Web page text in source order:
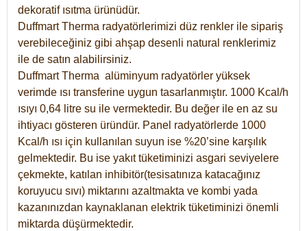
dekoratif ısıtma ürünüdür.
Duffmart Therma radyatörlerimizi düz renkler ile sipariş
verebileceğiniz gibi ahşap desenli natural renklerimiz
ile de satın alabilirsiniz.
Duffmart Therma alüminyum radyatörler yüksek
verimde ısı transferine uygun tasarlanmıştır. 1000 Kcal/h
ısıyı 0,64 litre su ile vermektedir. Bu değer ile en az su
ihtiyacı gösteren üründür. Panel radyatörlerde 1000
Kcal/h ısı için kullanılan suyun ise %20’sine karşılık
gelmektedir. Bu ise yakıt tüketiminizi asgari seviyelere
çekmekte, katılan inhibitör(tesisatınıza katacağınız
koruyucu sıvı) miktarını azaltmakta ve kombi yada
kazanınızdan kaynaklanan elektrik tüketiminizi önemli
miktarda düşürmektedir.